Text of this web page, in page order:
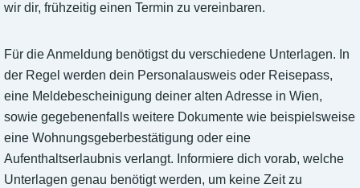
wir dir, frühzeitig einen Termin zu vereinbaren.
Für die Anmeldung benötigst du verschiedene Unterlagen. In
der Regel werden dein Personalausweis oder Reisepass,
eine Meldebescheinigung deiner alten Adresse in Wien,
sowie gegebenenfalls weitere Dokumente wie beispielsweise
eine Wohnungsgeberbestätigung oder eine
Aufenthaltserlaubnis verlangt. Informiere dich vorab, welche
Unterlagen genau benötigt werden, um keine Zeit zu